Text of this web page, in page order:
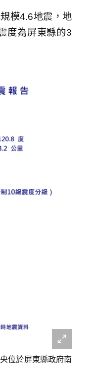
模4.6地震，地
度為屏東縣的3
位於屏東縣政府南